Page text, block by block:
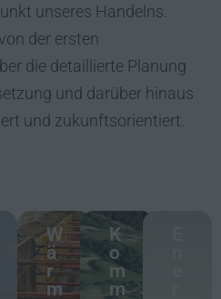
unseres Handelns.
der ersten
die detaillierte Planung
und darüber hinaus
und zukunftsorientiert.
W
ä
r
m
K
o
m
m